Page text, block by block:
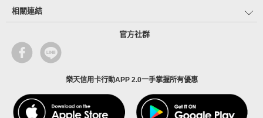
相關連結
官方社群
樂天信用卡行動APP 2.0一手掌握所有優惠